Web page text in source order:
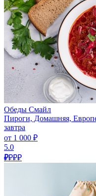
Обеды Смайл
Пироги, Домашняя,
завтра
от 1 000 ₽
5.0
₽₽₽₽